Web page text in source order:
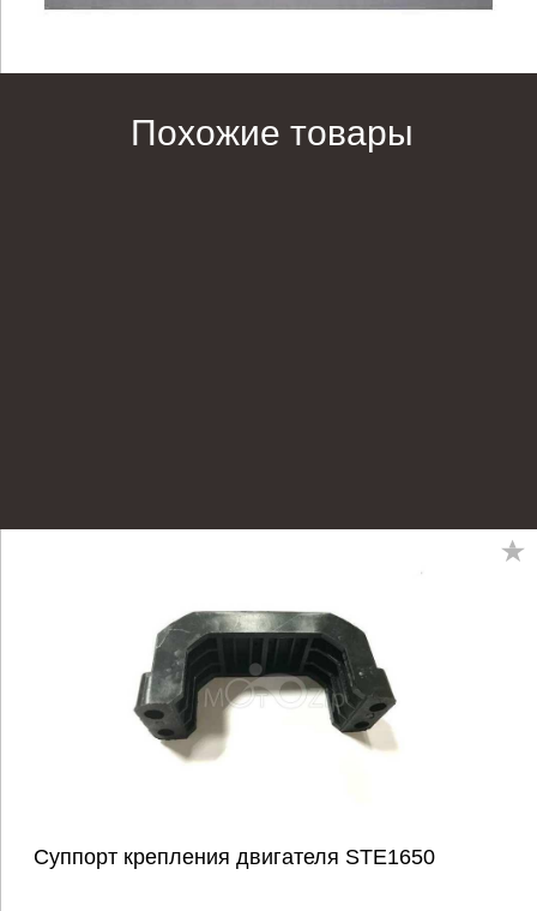
Похожие товары
Суппорт крепления двигателя STE1650